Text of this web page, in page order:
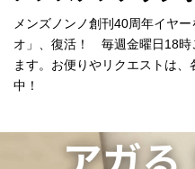
メンズノンノ創刊40周年イヤ
オ」、復活！ 毎週金曜日18時
ます。お便りやリクエストは
中！